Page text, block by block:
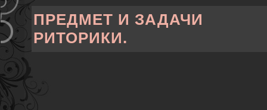
ПРЕДМЕТ И ЗАДАЧИ
РИТОРИКИ.